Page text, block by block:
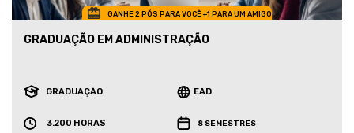
GANHE 2 PÓS PARA VOCÊ +1 PARA UM AMIGO
GRADUAÇÃO EM ADMINISTRAÇÃO
GRADUAÇÃO EAD
3.200 HORAS 8 SEMESTRES